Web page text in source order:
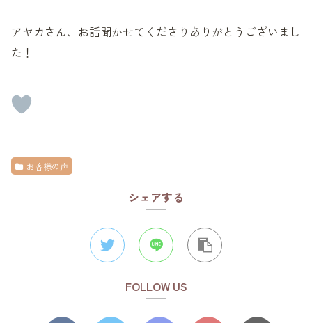
アヤカさん、お話聞かせてくださりありがとうございまし
た！
お客様の声
シェアする
FOLLOW US